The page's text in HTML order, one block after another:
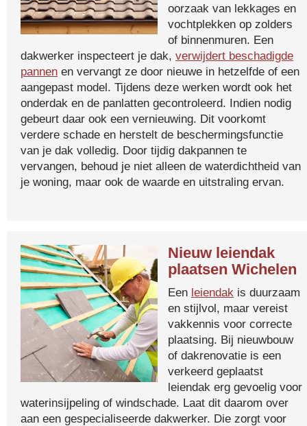
oorzaak van lekkages en
vochtplekken op zolders
of binnenmuren. Een
dakwerker inspecteert je dak, verwijdert beschadigde
pannen en vervangt ze door nieuwe in hetzelfde of een
aangepast model. Tijdens deze werken wordt ook het
onderdak en de panlatten gecontroleerd. Indien nodig
gebeurt daar ook een vernieuwing. Dit voorkomt
verdere schade en herstelt de beschermingsfunctie
van je dak volledig. Door tijdig dakpannen te
vervangen, behoud je niet alleen de waterdichtheid van
je woning, maar ook de waarde en uitstraling ervan.
Nieuw leiendak
plaatsen Wichelen
Een leiendak is duurzaam
en stijlvol, maar vereist
vakkennis voor correcte
plaatsing. Bij nieuwbouw
of dakrenovatie is een
verkeerd geplaatst
leiendak erg gevoelig voor
waterinsijpeling of windschade. Laat dit daarom over
aan een gespecialiseerde dakwerker. Die zorgt voor